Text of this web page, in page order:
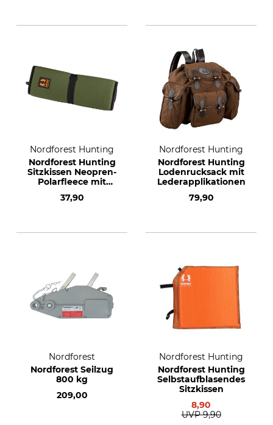
Nordforest Hunting
Nordforest Hunting
Sitzkissen Neopren-
Polarfleece mit
37,90
Nordforest Hunting
Nordforest Hunting
Lodenrucksack mit
Lederapplikationen
79,90
Nordforest
Nordforest Seilzug
800 kg
209,00
Nordforest Hunting
Nordforest Hunting
Selbstaufblasendes
Sitzkissen
8,90
UVP 9,90